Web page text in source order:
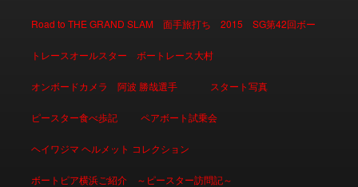
Road to THE GRAND SLAM 面手旅打ち 2015 SG第42回ボー
トレースオールスター ボートレース大村
オンボードカメラ 阿波 勝哉選手 スタート写真
ピースター食べ歩記 ペアボート試乗会
ヘイワジマ ヘルメット コレクション
ボートピア横浜ご紹介 ～ピースター訪問記～